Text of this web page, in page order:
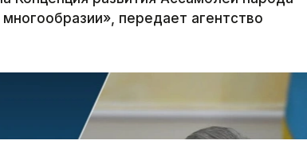
передает агентство